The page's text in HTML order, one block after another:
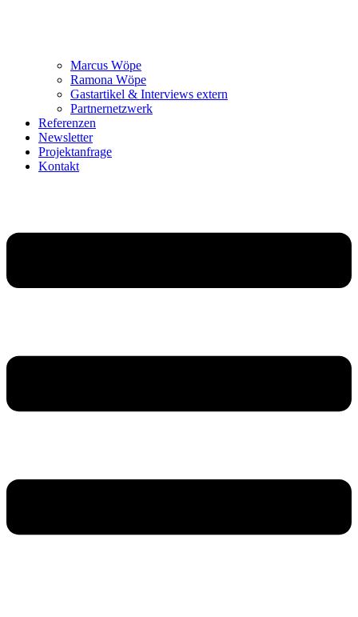
Marcus Wöpe
Ramona Wöpe
Gastartikel & Interviews extern
Partnernetzwerk
Referenzen
Newsletter
Projektanfrage
Kontakt